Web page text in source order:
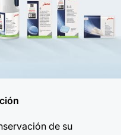
de su